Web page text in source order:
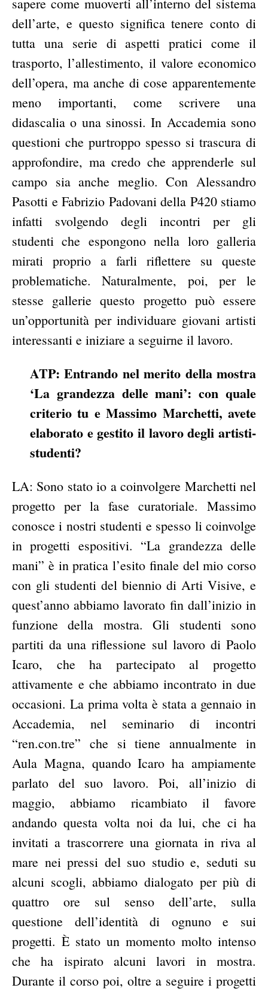
dell’arte, e questo significa tenere conto di
tutta una serie di aspetti pratici come il
trasporto, l’allestimento, il valore economico
dell’opera, ma anche di cose apparentemente
meno importanti, come scrivere una
didascalia o una sinossi. In Accademia sono
questioni che purtroppo spesso si trascura di
approfondire, ma credo che apprenderle sul
campo sia anche meglio. Con Alessandro
Pasotti e Fabrizio Padovani della P420 stiamo
infatti svolgendo degli incontri per gli
studenti che espongono nella loro galleria
mirati proprio a farli riflettere su queste
problematiche. Naturalmente, poi, per le
stesse gallerie questo progetto può essere
un’opportunità per individuare giovani artisti
interessanti e iniziare a seguirne il lavoro.
ATP: Entrando nel merito della mostra
‘La grandezza delle mani’: con quale
criterio tu e Massimo Marchetti, avete
elaborato e gestito il lavoro degli artisti-
studenti?
LA: Sono stato io a coinvolgere Marchetti nel
progetto per la fase curatoriale. Massimo
conosce i nostri studenti e spesso li coinvolge
in progetti espositivi. “La grandezza delle
mani” è in pratica l’esito finale del mio corso
con gli studenti del biennio di Arti Visive, e
quest’anno abbiamo lavorato fin dall’inizio in
funzione della mostra. Gli studenti sono
partiti da una riflessione sul lavoro di Paolo
Icaro, che ha partecipato al progetto
attivamente e che abbiamo incontrato in due
occasioni. La prima volta è stata a gennaio in
Accademia, nel seminario di incontri
“ren.con.tre” che si tiene annualmente in
Aula Magna, quando Icaro ha ampiamente
parlato del suo lavoro. Poi, all’inizio di
maggio, abbiamo ricambiato il favore
andando questa volta noi da lui, che ci ha
invitati a trascorrere una giornata in riva al
mare nei pressi del suo studio e, seduti su
alcuni scogli, abbiamo dialogato per più di
quattro ore sul senso dell’arte, sulla
questione dell’identità di ognuno e sui
progetti. È stato un momento molto intenso
che ha ispirato alcuni lavori in mostra.
Durante il corso poi, oltre a seguire i progetti